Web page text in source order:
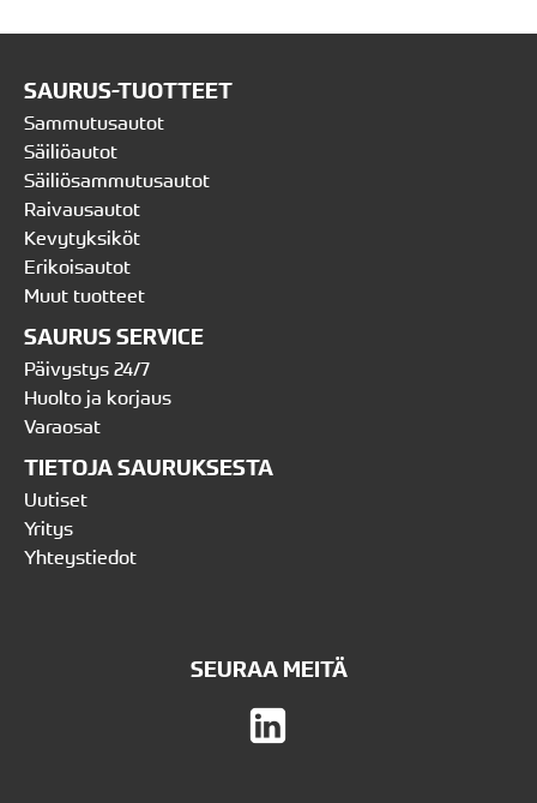
SAURUS-TUOTTEET
Sammutusautot
Säiliöautot
Säiliösammutusautot
Raivausautot
Kevytyksiköt
Erikoisautot
Muut tuotteet
SAURUS SERVICE
Päivystys 24/7
Huolto ja korjaus
Varaosat
TIETOJA SAURUKSESTA
Uutiset
Yritys
Yhteystiedot
SEURAA MEITÄ